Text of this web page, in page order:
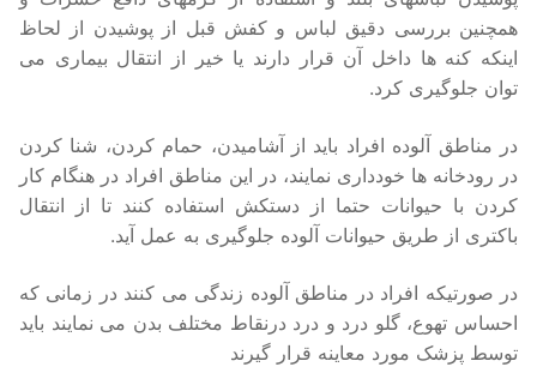
همچنین بررسی دقیق لباس و کفش قبل از پوشیدن از لحاظ
اینکه کنه ها داخل آن قرار دارند یا خیر از انتقال بیماری می
توان جلوگیری کرد.
در مناطق آلوده افراد باید از آشامیدن، حمام کردن، شنا کردن
در رودخانه ها خودداری نمایند، در این مناطق افراد در هنگام کار
کردن با حیوانات حتما از دستکش استفاده کنند تا از انتقال
باکتری از طریق حیوانات آلوده جلوگیری به عمل آید.
در صورتیکه افراد در مناطق آلوده زندگی می کنند در زمانی که
احساس تهوع، گلو درد و درد درنقاط مختلف بدن می نمایند باید
توسط پزشک مورد معاینه قرار گیرند